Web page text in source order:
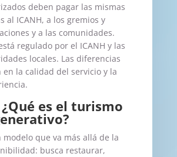
deben pagar las mismas
al ICANH, a los gremios y
y a las comunidades.
regulado por el ICANH y las
locales. Las diferencias
en la calidad del servicio y la
¿Qué es el turismo
modelo que va más allá de la
busca restaurar,